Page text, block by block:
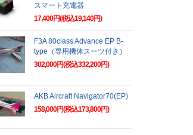
スマート充電器
17,400円(税込19,140円)
F3A 80class Advance EP B-
type（専用機体スーツ付き）
302,000円(税込332,200円)
AKB Aircraft Navigator70(EP)
158,000円(税込173,800円)